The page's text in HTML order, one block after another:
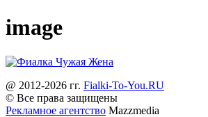
image
@ 2012-2026 гг. Fialki-To-You.RU
© Все права защищены
Рекламное агентство Mazzmedia